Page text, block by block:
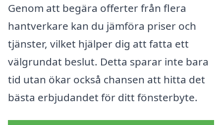
Genom att begära offerter från flera
hantverkare kan du jämföra priser och
tjänster, vilket hjälper dig att fatta ett
välgrundat beslut. Detta sparar inte bara
tid utan ökar också chansen att hitta det
bästa erbjudandet för ditt fönsterbyte.